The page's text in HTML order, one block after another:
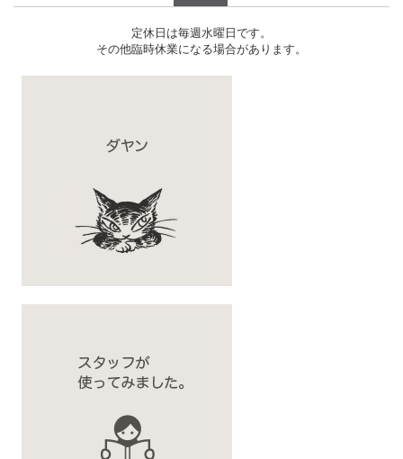
定休日は毎週水曜日です。
その他臨時休業になる場合があります。